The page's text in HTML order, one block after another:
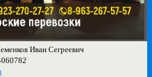
Иван Сегреевич